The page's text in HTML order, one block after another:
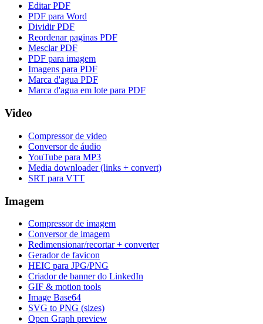
Editar PDF
PDF para Word
Dividir PDF
Reordenar paginas PDF
Mesclar PDF
PDF para imagem
Imagens para PDF
Marca d'agua PDF
Marca d'agua em lote para PDF
Video
Compressor de video
Conversor de áudio
YouTube para MP3
Media downloader (links + convert)
SRT para VTT
Imagem
Compressor de imagem
Conversor de imagem
Redimensionar/recortar + converter
Gerador de favicon
HEIC para JPG/PNG
Criador de banner do LinkedIn
GIF & motion tools
Image Base64
SVG to PNG (sizes)
Open Graph preview